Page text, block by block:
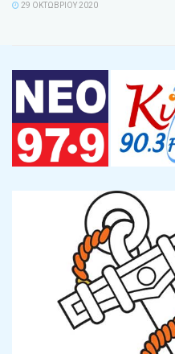
29 ΟΚΤΩΒΡΊΟΥ 2020